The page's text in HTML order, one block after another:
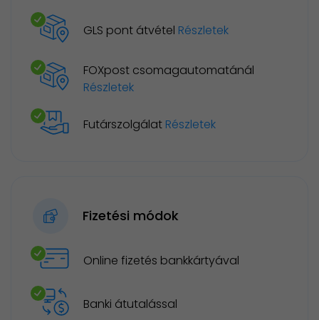
GLS pont átvétel Részletek
FOXpost csomagautomatánál
Részletek
Futárszolgálat Részletek
Fizetési módok
Online fizetés bankkártyával
Banki átutalással